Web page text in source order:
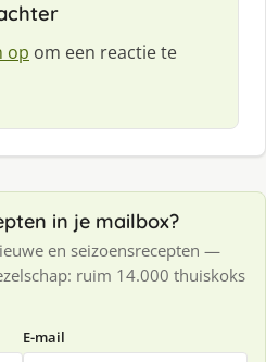
op om een reactie te
in je mailbox?
en seizoensrecepten —
ruim 14.000 thuiskoks
E-mail